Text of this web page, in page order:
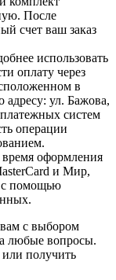
После
счет ваш заказ
использовать
оплату через
в
адресу: ул. Бажова,
систем
операции
оформления
и Мир,
с помощью
с выбором
любые вопросы.
получить